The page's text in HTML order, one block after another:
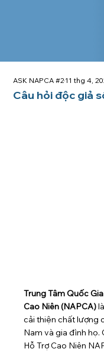
Câu hỏi độc giả
ASK NAPCA #211 thg 4,
Trung Tâm Quốc
Cao Niên (NAPCA)
cải thiện chất lượng
Nam và gia đình họ.
Hỗ Trợ Cao Niên